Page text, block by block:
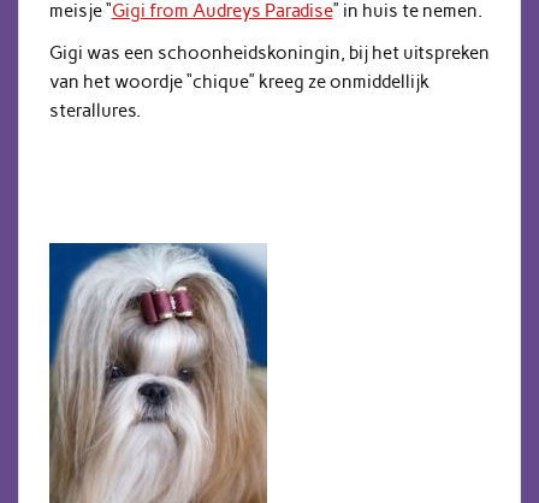
meisje “Gigi from Audreys Paradise” in huis te nemen.
Gigi was een schoonheidskoningin, bij het uitspreken
van het woordje “chique” kreeg ze onmiddellijk
sterallures.